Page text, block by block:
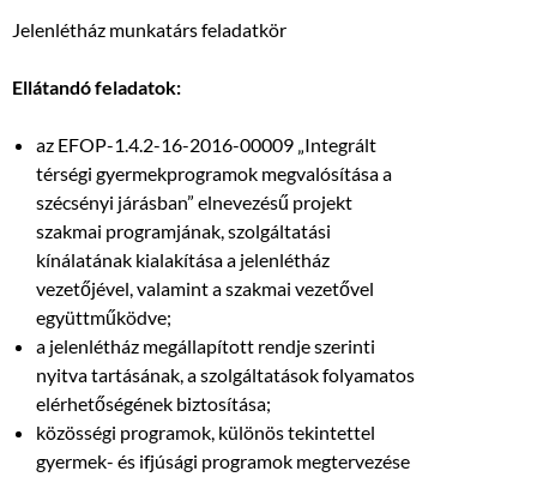
Jelenlétház munkatárs feladatkör
Ellátandó feladatok:
az EFOP-1.4.2-16-2016-00009 „Integrált
térségi gyermekprogramok megvalósítása a
szécsényi járásban” elnevezésű projekt
szakmai programjának, szolgáltatási
kínálatának kialakítása a jelenlétház
vezetőjével, valamint a szakmai vezetővel
együttműködve;
a jelenlétház megállapított rendje szerinti
nyitva tartásának, a szolgáltatások folyamatos
elérhetőségének biztosítása;
közösségi programok, különös tekintettel
gyermek- és ifjúsági programok megtervezése